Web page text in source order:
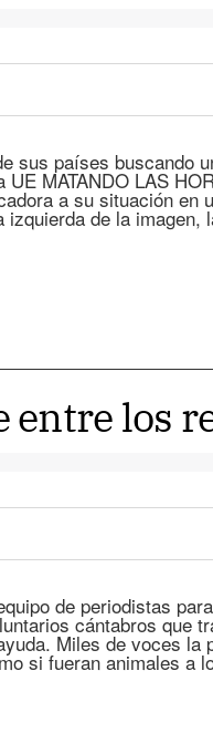
sus países buscando
MATANDO LAS
a su situación en
izquierda de la
entre los
de periodistas
cántabros que
Miles de voces la
si fueran animales a